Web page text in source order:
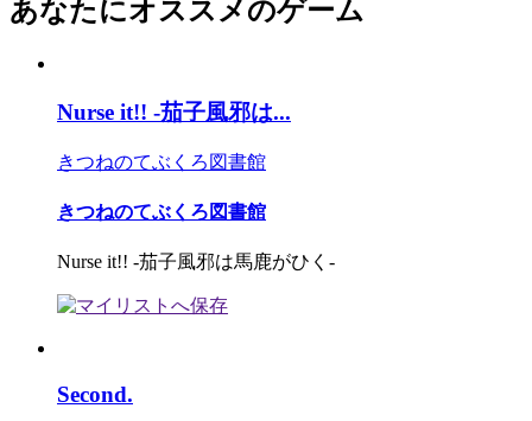
あなたにオススメのゲーム
Nurse it!! -茄子風邪は...
きつねのてぶくろ図書館
きつねのてぶくろ図書館
Nurse it!! -茄子風邪は馬鹿がひく-
Second.